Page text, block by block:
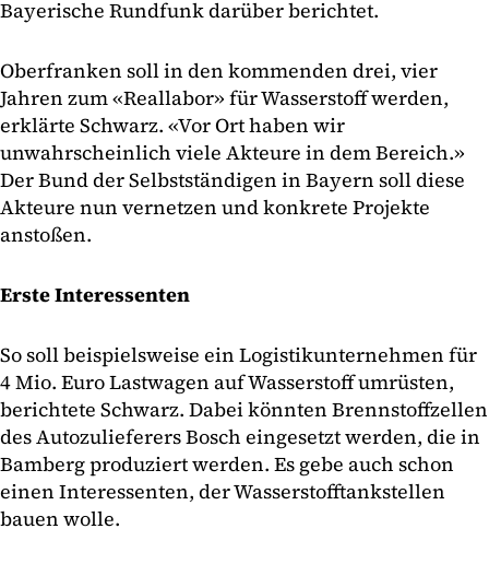
Bayerische Rundfunk darüber berichtet.
Oberfranken soll in den kommenden drei, vier
Jahren zum «Reallabor» für Wasserstoff werden,
erklärte Schwarz. «Vor Ort haben wir
unwahrscheinlich viele Akteure in dem Bereich.»
Der Bund der Selbstständigen in Bayern soll diese
Akteure nun vernetzen und konkrete Projekte
anstoßen.
Erste Interessenten
So soll beispielsweise ein Logistikunternehmen für
4 Mio. Euro Lastwagen auf Wasserstoff umrüsten,
berichtete Schwarz. Dabei könnten Brennstoffzellen
des Autozulieferers Bosch eingesetzt werden, die in
Bamberg produziert werden. Es gebe auch schon
einen Interessenten, der Wasserstofftankstellen
bauen wolle.